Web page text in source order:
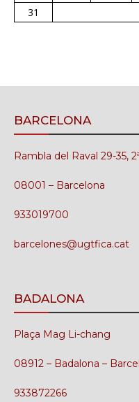
31
BARCELONA
Rambla del Raval 29-35,
08001 – Barcelona
933019700
barcelones@ugtfica.cat
BADALONA
Plaça Mag Li-chang
08912 – Badalona –
933872266